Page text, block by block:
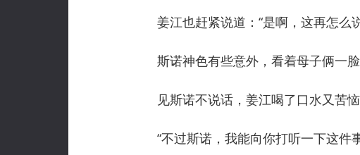
姜江也赶紧说道：“是啊，这再怎么
斯诺神色有些意外，看着母子俩一脸
见斯诺不说话，姜江喝了口水又苦恼
“不过斯诺，我能向你打听一下这件